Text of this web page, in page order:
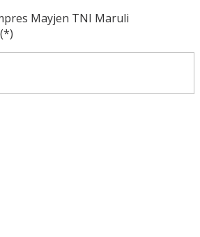
Mayjen TNI Maruli